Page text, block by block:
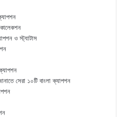
কালেকশন
ও স্ট্যাটাস
সেরা ১০টি বাংলা ক্যাপশন